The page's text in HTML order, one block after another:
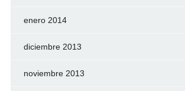
enero 2014
diciembre 2013
noviembre 2013